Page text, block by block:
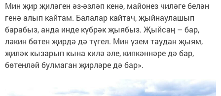
Мин җир җиләген әз-әзләп кенә, майонез чиләге белән
генә алып кайтам. Балалар кайтач, җыйнаулашып
барабыз, анда инде күбрәк җыябыз. Җыйсаң – бар,
ләкин бөтен җирдә дә түгел. Мин үзем таудан җыям,
җиләк кызарып кына килә әле, кипкәннәре дә бар,
бөтенләй булмаган җирләре дә бар».